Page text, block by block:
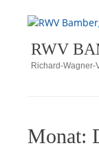
Zum
springen
RWV
Richard-Wagner-
Monat: